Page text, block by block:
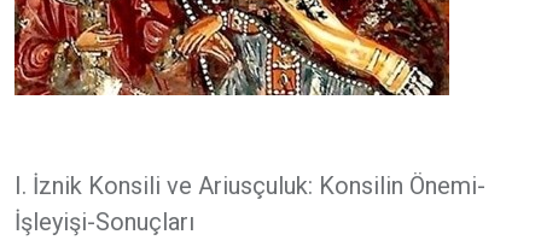
I. İznik Konsili ve Ariusçuluk: Konsilin Önemi-
İşleyişi-Sonuçları